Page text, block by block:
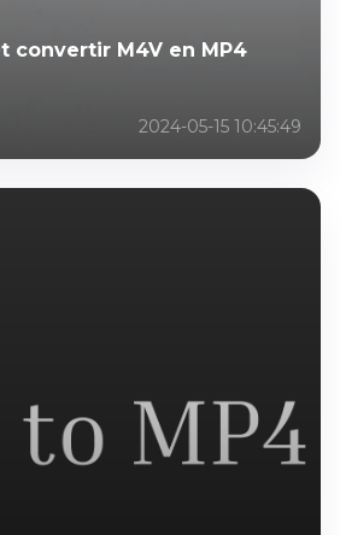
convertir M4V en MP4
2024-05-15 10:45:49